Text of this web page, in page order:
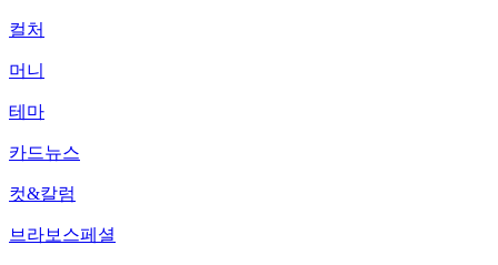
컬처
머니
테마
카드뉴스
컷&칼럼
브라보스페셜